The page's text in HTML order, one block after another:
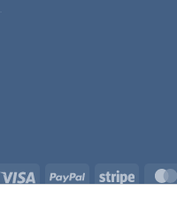
Visa PayPal Stripe